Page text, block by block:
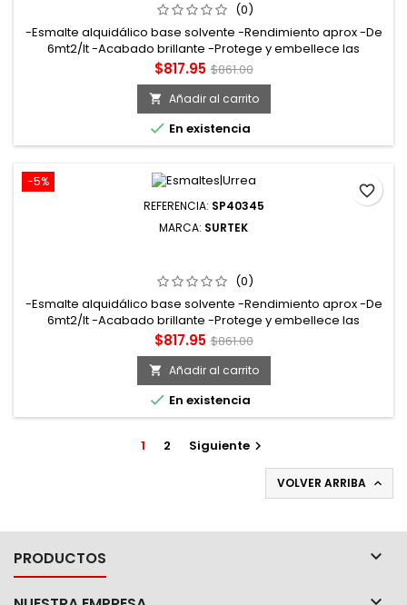
(0)
-Esmalte alquidálico base solvente -Rendimiento aprox -De
6mt2/lt -Acabado brillante -Protege y embellece las
superficies a pintar. Tiempo de secado tacto: 15min curado:
72hrs
Precio
$817.95 Precio
base
$861.00
 Añadir al carrito
 En existencia
-5%
REFERENCIA: SP40345
MARCA: SURTEK
(0)
-Esmalte alquidálico base solvente -Rendimiento aprox -De
6mt2/lt -Acabado brillante -Protege y embellece las
superficies a pintar. Tiempo de secado tacto: 15min curado:
72hrs
Precio
$817.95 Precio
base
$861.00
 Añadir al carrito
 En existencia
favorite_border
1 2 Siguiente 
VOLVER ARRIBA 
PRODUCTOS 